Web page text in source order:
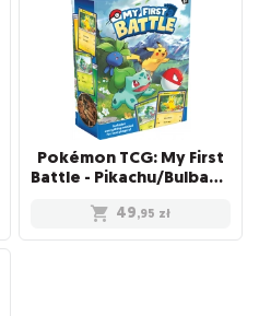
Pokémon TCG: My First
Battle - Pikachu/Bulbasaur
49,95 zł